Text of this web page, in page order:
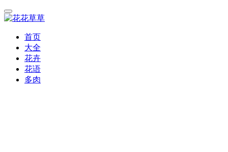
首页
大全
花卉
花语
多肉